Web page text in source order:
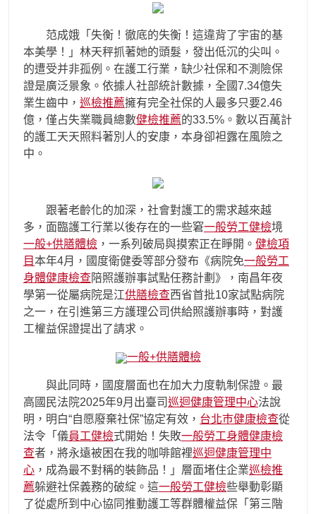
范成娥「失衡！徹底的失衡！這違背了宇宙的基
本美學！」林天秤抓著她的頭髮，發出低沉的尖叫。
的遭受并非孤例。在護工行業，缺少社保和不測險保
證是廣泛景象。依據人社部統計數據，全國7.34億失
業生齒中， 巡檢推薦擁有完全社保的人最多只要2.46
億，僅占失業職員總數健檢推薦的33.5%。數以百萬計
的護工天天照料著別人的安康，本身卻袒露在風險之
中。
跟著老齡化的加深，社會對護工的需求越來越
多，面臨護工行業以後存在的一些窘一般勞工健檢境
一般+供膳體檢 ，一系列破局與摸索正在睜開。 健檢項
目本年4月，國度衛健委等部分發布《病院免一般勞工
身體健康檢查陪照護辦事試點任務計劃》，南昌年夜
學第一從屬病院是江供膳檢查西省首批10家試點病院
之一，在引進第三方護理公司供給照護辦事時，對護
工權益保證提出了請求。
一般+供膳體檢
與此同時，國度層面也在加大力度軌制保證。最
高國民法院2025年9月出臺司巡迴健康管理中心法說
明，明白“自愿廢棄社保”協定有效， 台北巿健康檢查從
法令「儀員工健檢式開始！失敗一般勞工身體健康檢
查者，將永遠被困在我的咖啡館裡巡迴健康管理中
心 ，成為最不對稱的裝飾品！」層面堵住企業巡檢推
薦躲避社保義務的破綻。這一般勞工健檢些舉動彰顯
了從處所到中心協同推動護工等群體權益保「第三階